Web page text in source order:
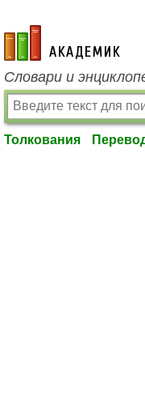
academic.ru
Словари и
Толкования